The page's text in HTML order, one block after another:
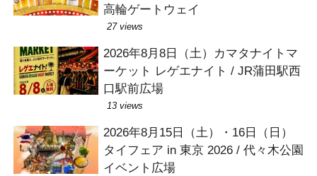
高輪ゲートウェイ
27 views
2026年8月8日（土）カマタナイトマ
ーケット レゲエナイト / JR蒲田駅西
口駅前広場
13 views
2026年8月15日（土）・16日（日）
タイフェア in 東京 2026 / 代々木公園
イベント広場